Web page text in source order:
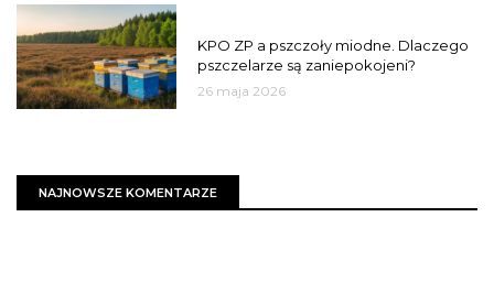
KPO ZP a pszczoły miodne. Dlaczego
pszczelarze są zaniepokojeni?
26 maja 2026
NAJNOWSZE KOMENTARZE